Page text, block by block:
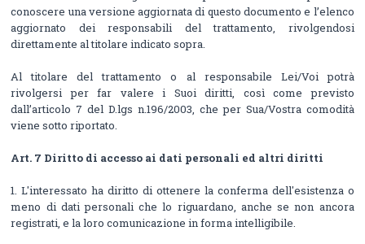
conoscere una versione aggiornata di questo documento e l’elenco
aggiornato dei responsabili del trattamento, rivolgendosi
direttamente al titolare indicato sopra.
Al titolare del trattamento o al responsabile Lei/Voi potrà
rivolgersi per far valere i Suoi diritti, così come previsto
dall’articolo 7 del D.lgs n.196/2003, che per Sua/Vostra comodità
viene sotto riportato.
Art. 7 Diritto di accesso ai dati personali ed altri diritti
1. L'interessato ha diritto di ottenere la conferma dell'esistenza o
meno di dati personali che lo riguardano, anche se non ancora
registrati, e la loro comunicazione in forma intelligibile.